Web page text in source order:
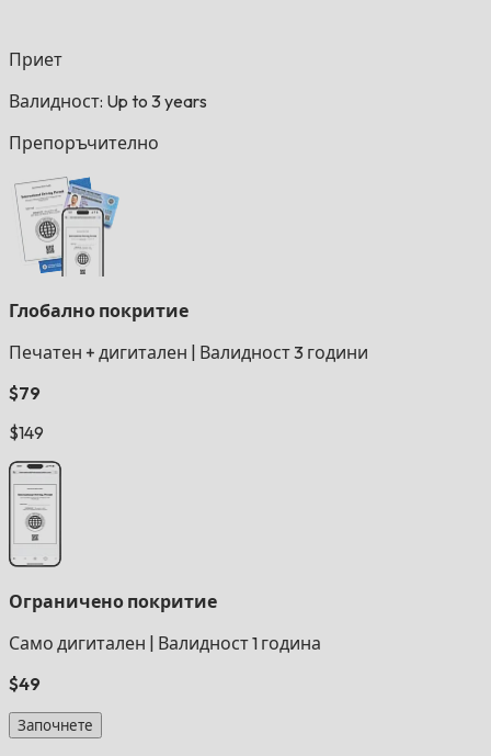
Приет
Валидност: Up to 3 years
Препоръчително
Глобално покритие
Печатен + дигитален
Валидност 3 години
$79
$149
Ограничено покритие
Само дигитален
Валидност 1 година
$49
Започнете